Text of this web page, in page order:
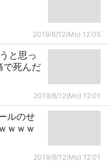
2019/8/12(Mo) 12:05
と思っ
で死んだ
2019/8/12(Mo) 12:01
ルのせ
ｗｗｗ
2019/8/12(Mo) 12:01